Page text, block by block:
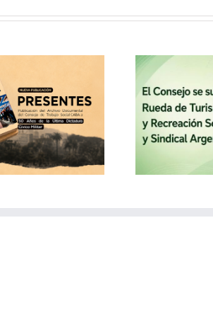
El Consejo se suma a la
Rueda de Turismo y
Recreación Social y
Sindical Argentina